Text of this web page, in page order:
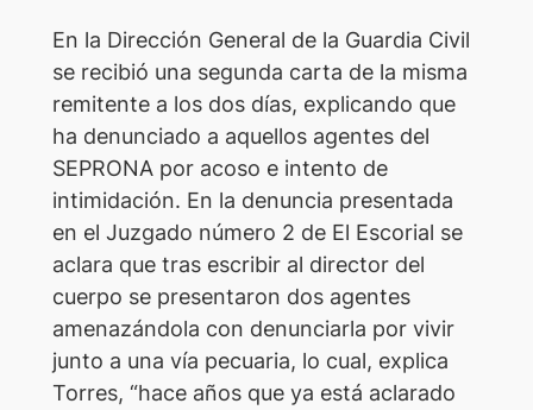
En la Dirección General de la Guardia Civil
se recibió una segunda carta de la misma
remitente a los dos días, explicando que
ha denunciado a aquellos agentes del
SEPRONA por acoso e intento de
intimidación. En la denuncia presentada
en el Juzgado número 2 de El Escorial se
aclara que tras escribir al director del
cuerpo se presentaron dos agentes
amenazándola con denunciarla por vivir
junto a una vía pecuaria, lo cual, explica
Torres, “hace años que ya está aclarado